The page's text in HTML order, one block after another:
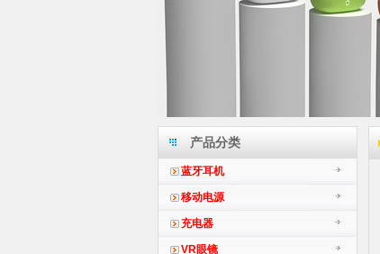
产品分类
蓝牙耳机
移动电源
充电器
VR眼镜